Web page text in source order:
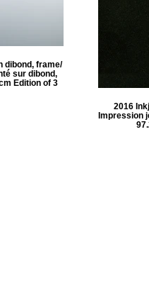
dibond, frame/
sur dibond,
Edition of 3
2016
Impression